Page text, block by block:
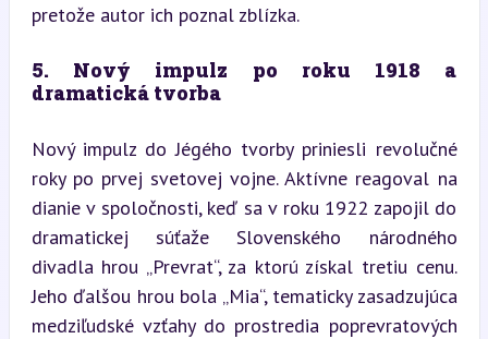
pretože autor ich poznal zblízka.
5. Nový impulz po roku 1918 a
dramatická tvorba
Nový impulz do Jégého tvorby priniesli revolučné
roky po prvej svetovej vojne. Aktívne reagoval na
dianie v spoločnosti, keď sa v roku 1922 zapojil do
dramatickej súťaže Slovenského národného
divadla hrou „Prevrat“, za ktorú získal tretiu cenu.
Jeho ďalšou hrou bola „Mia“, tematicky zasadzujúca
medziľudské vzťahy do prostredia poprevratových